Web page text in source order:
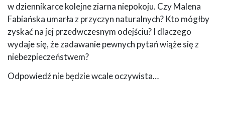
w dziennikarce kolejne ziarna niepokoju. Czy Malena
Fabiańska umarła z przyczyn naturalnych? Kto mógłby
zyskać na jej przedwczesnym odejściu? I dlaczego
wydaje się, że zadawanie pewnych pytań wiąże się z
niebezpieczeństwem?
Odpowiedź nie będzie wcale oczywista…